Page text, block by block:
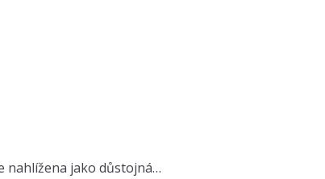
nahlížena jako důstojná…